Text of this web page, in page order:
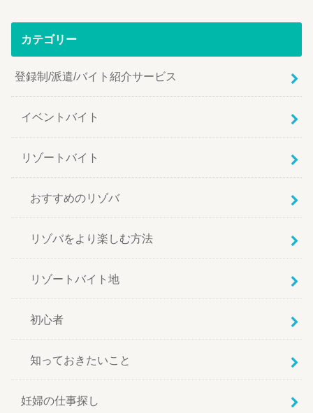
カテゴリー
登録制/派遣/バイト紹介サービス
イベントバイト
リゾートバイト
おすすめのリゾバ
リゾバをより楽しむ方法
リゾートバイト地
初心者
知っておきたいこと
妊婦の仕事探し